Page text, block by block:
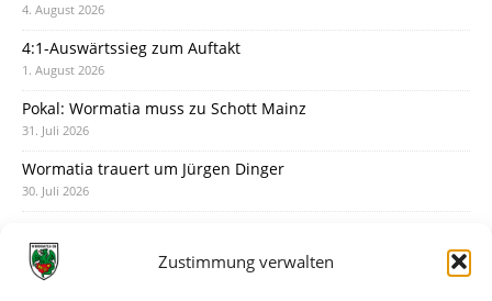
Zustimmung verwalten
4. August 2026
4:1-Auswärtssieg zum Auftakt
1. August 2026
Pokal: Wormatia muss zu Schott Mainz
31. Juli 2026
Wormatia trauert um Jürgen Dinger
30. Juli 2026
28. Juli 2026